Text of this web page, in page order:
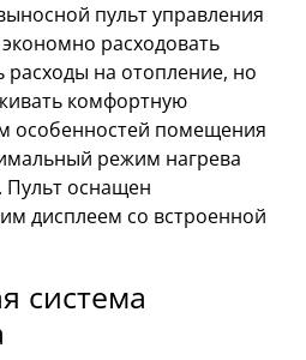
пульт управления
расходовать
на отопление, но
комфортную
особенностей помещения
режим нагрева
Пульт оснащен
дисплеем со встроенной
система